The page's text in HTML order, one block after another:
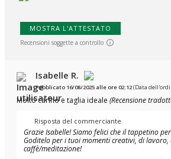
MOSTRA L'ATTESTATO
Recensioni soggette a controllo
Isabelle R.
Pubblicato 16/08/2025 alle ore 02:12(Data
Molto carino e taglia ideale (Recensione
Risposta del commerciante
Grazie Isabelle! Siamo felici che il tappetino
Goditelo per i tuoi momenti creativi, di lavoro,
caffè/meditazione!